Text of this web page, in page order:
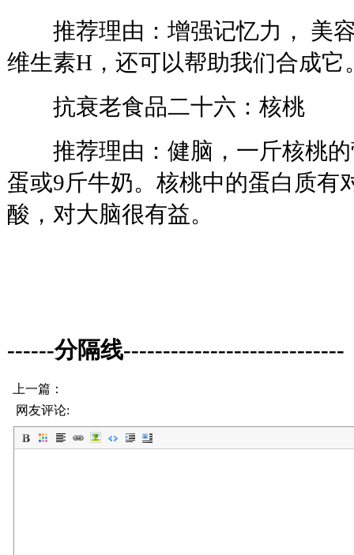
推荐理由：增强记忆力， 美容
维生素H，还可以帮助我们合成它
抗衰老食品二十六：核桃
推荐理由：健脑，一斤核桃的
蛋或9斤牛奶。核桃中的蛋白质有
酸，对大脑很有益。
------分隔线----------------------------
上一篇：
网友评论: